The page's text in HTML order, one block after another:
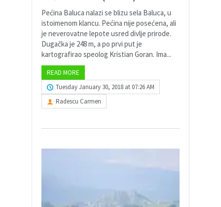
Pećina Baluca nalazi se blizu sela Baluca, u
istoimenom klancu. Pećina nije posećena, ali
je neverovatne lepote usred divlje prirode.
Dugačka je 248 m, a po prvi put je
kartografirao speolog Kristian Goran. Ima...
READ MORE
Tuesday January 30, 2018 at 07:26 AM
Radescu Carmen